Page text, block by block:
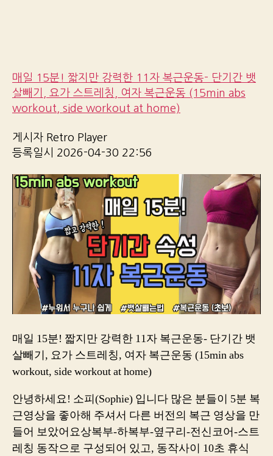
매일 15분! 짧지만 강력한 11자 복근운동- 단기간 뱃
살빼기, 요가 스트레칭, 여자 복근운동 (15min abs
workout, side workout at home)
게시자 Retro Player
등록일시 2026-04-30 22:56
매일 15분! 짧지만 강력한 11자 복근운동- 단기간 뱃
살빼기, 요가 스트레칭, 여자 복근운동 (15min abs
workout, side workout at home)
안녕하세요! 소피(Sophie) 입니다 많은 분들이 5분 복
근영상을 좋아해 주셔서 다른 버전의 복근 영상을 만
들어 보았어요상복부-하복부-옆구리-전신코어-스트
레칭 동작으로 구성되어 있고, 동작사이 10초 휴식